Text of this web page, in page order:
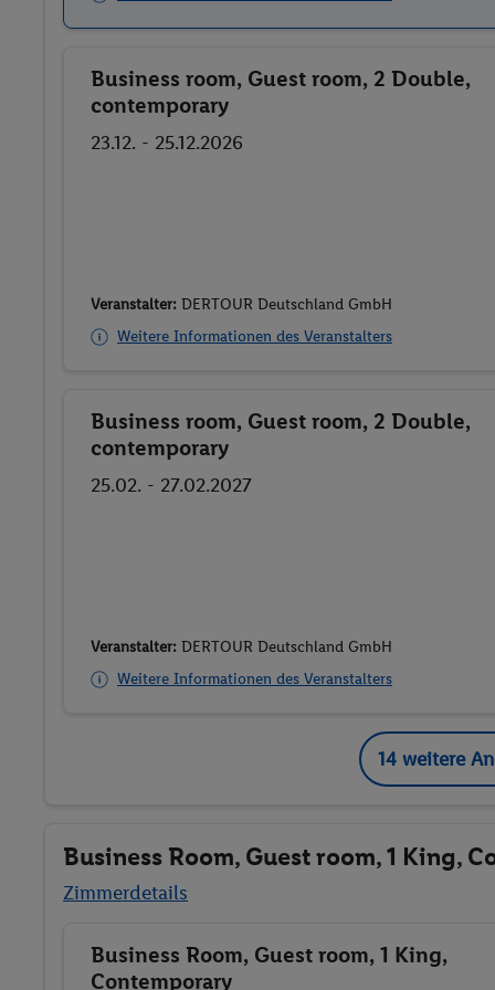
Buchen
Business room, Guest room, 2 Double,
contemporary
23.12. - 25.12.2026
Veranstalter: DERTOUR Deutschland GmbH
Weitere Informationen des Veranstalters
Buchen
Business room, Guest room, 2 Double,
contemporary
25.02. - 27.02.2027
Veranstalter: DERTOUR Deutschland GmbH
Weitere Informationen des Veranstalters
14 weitere
Business Room, Guest room, 1 King,
Zimmerdetails
Buchen
Business Room, Guest room, 1 King,
Contemporary